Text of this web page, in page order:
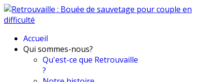
Accueil
Qui sommes-nous?
Qu'est-ce que Retrouvaille
?